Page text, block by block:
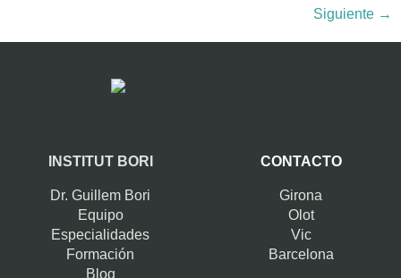
Siguiente →
INSTITUT BORI
Dr. Guillem Bori
Equipo
Especialidades
Formación
Blog
CONTACTO
Girona
Olot
Vic
Barcelona